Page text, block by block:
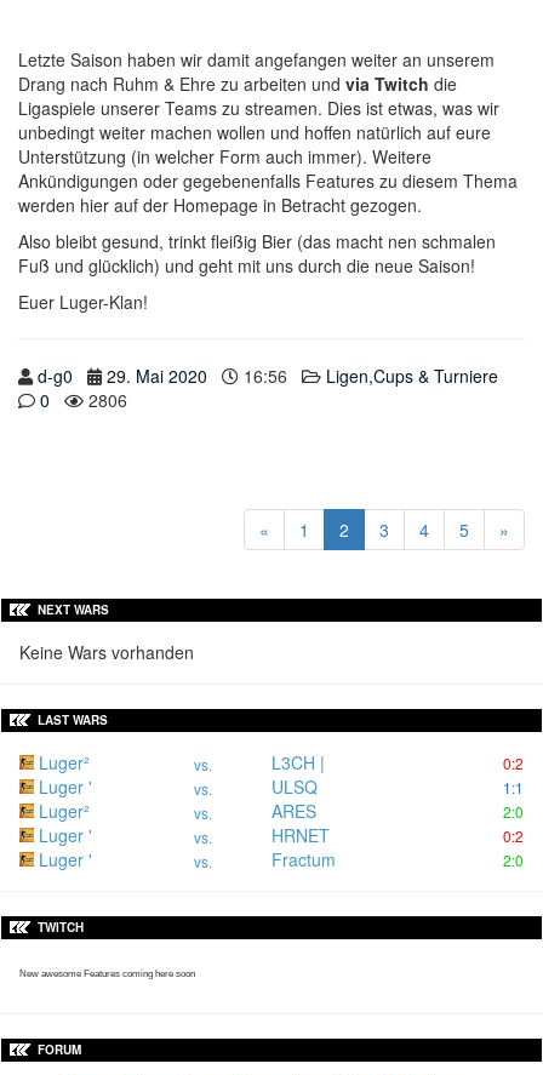
Letzte Saison haben wir damit angefangen weiter an unserem
Drang nach Ruhm & Ehre zu arbeiten und via Twitch die
Ligaspiele unserer Teams zu streamen. Dies ist etwas, was wir
unbedingt weiter machen wollen und hoffen natürlich auf eure
Unterstützung (in welcher Form auch immer). Weitere
Ankündigungen oder gegebenenfalls Features zu diesem Thema
werden hier auf der Homepage in Betracht gezogen.
Also bleibt gesund, trinkt fleißig Bier (das macht nen schmalen
Fuß und glücklich) und geht mit uns durch die neue Saison!
Euer Luger-Klan!
d-g0 29. Mai 2020 16:56
Ligen,Cups & Turniere
0
2806
« 1 2 3 4 5 »
NEXT WARS
Keine Wars vorhanden
LAST WARS
Luger² vs. L3CH | 0:2
Luger ' vs. ULSQ 1:1
Luger² vs. ARES 2:0
Luger ' vs. HRNET 0:2
Luger ' vs. Fractum 2:0
TWITCH
New awesome Features coming here soon
FORUM